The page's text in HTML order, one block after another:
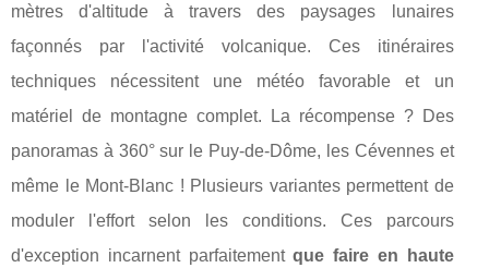
mètres d'altitude à travers des paysages lunaires
façonnés par l'activité volcanique. Ces itinéraires
techniques nécessitent une météo favorable et un
matériel de montagne complet. La récompense ? Des
panoramas à 360° sur le Puy-de-Dôme, les Cévennes et
même le Mont-Blanc ! Plusieurs variantes permettent de
moduler l'effort selon les conditions. Ces parcours
d'exception incarnent parfaitementque faire en haute